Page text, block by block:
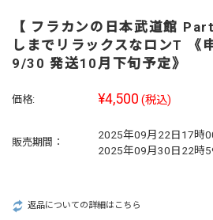
【 フラカンの日本武道館
しまでリラックスなロンT 《
9/30 発送10月下旬予定》
価格: ¥4,500 (税込)
販売期間：
2025年09月22日17時
2025年09月30日22時
返品についての詳細はこちら